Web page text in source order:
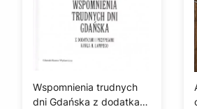
Wspomnienia trudnych
dni Gdańska z dodatkami